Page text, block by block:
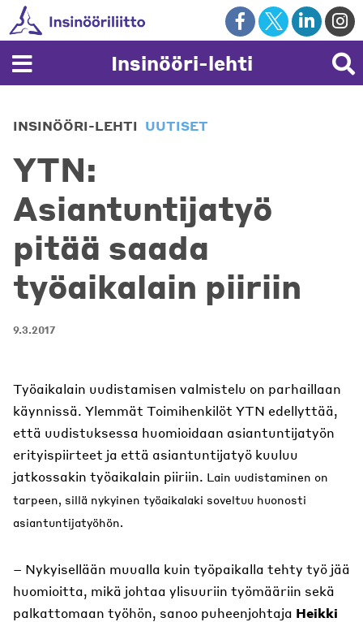
Skip
to
content
Insinööri-lehti
INSINÖÖRI-LEHTI UUTISET
YTN:
Asiantuntijatyö
pitää saada
työaikalain piiriin
9.3.2017
Työaikalain uudistamisen valmistelu on parhaillaan
käynnissä. Ylemmät Toimihenkilöt YTN edellyttää,
että uudistuksessa huomioidaan asiantuntijatyön
erityispiirteet ja että asiantuntijatyö kuuluu
jatkossakin työaikalain piiriin. Lain uudistaminen on
tarpeen, sillä nykyinen työaikalaki soveltuu huonosti
asiantuntijatyöhön.
– Nykyisellään muualla kuin työpaikalla tehty työ jää
huomioitta, mikä johtaa ylisuuriin työmääriin sekä
palkattomaan työhön, sanoo puheenjohtaja Heikki